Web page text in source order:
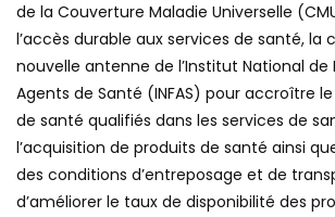
de la Couverture Maladie Universelle
l’accès durable aux services de santé, la
nouvelle antenne de l’Institut National de
Agents de Santé (INFAS) pour accroître
de santé qualifiés dans les services de
l’acquisition de produits de santé ainsi
des conditions d’entreposage et de
d’améliorer le taux de disponibilité des